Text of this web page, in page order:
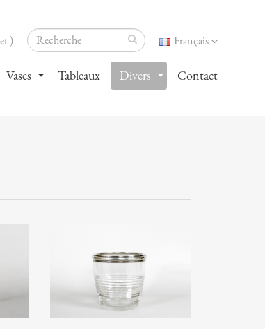
Français
)
Vases Tableaux Divers Contact